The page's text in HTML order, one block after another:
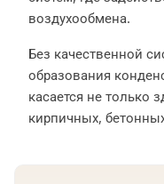
воздухообмена.
Без качественной
образования
касается не только
кирпичных,